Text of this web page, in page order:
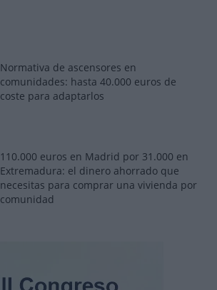
Normativa de ascensores en
comunidades: hasta 40.000 euros de
coste para adaptarlos
110.000 euros en Madrid por 31.000 en
Extremadura: el dinero ahorrado que
necesitas para comprar una vivienda por
comunidad